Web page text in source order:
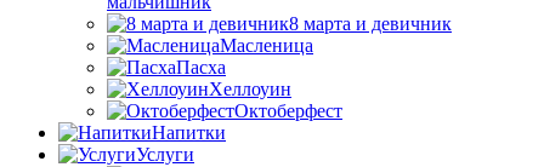
8 марта и девичник
Масленица
Пасха
Хеллоуин
Октоберфест
Напитки
Услуги